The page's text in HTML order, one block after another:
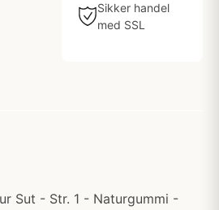
Sikker handel
med SSL
Sut - Str. 1 - Naturgummi -